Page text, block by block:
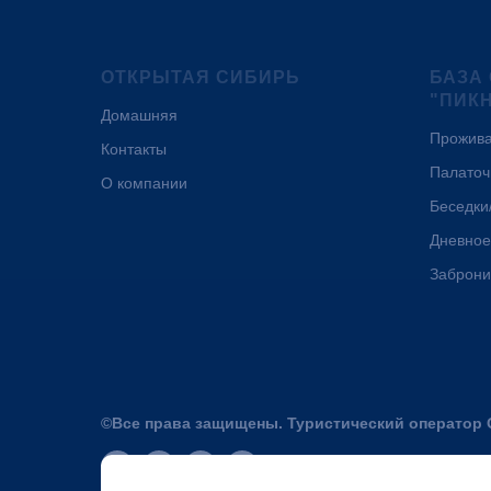
ОТКРЫТАЯ СИБИРЬ
Домашняя
Контакты
О компании
©Все права защищены. Туристический оператор